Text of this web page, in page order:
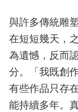
與許多傳統雕
在短短幾天，
為遺憾，反而
分。「我既創
有些作品只存
能持續多年。